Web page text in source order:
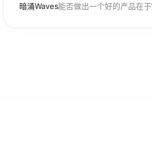
暗涌Waves能否做出一个好的产品在